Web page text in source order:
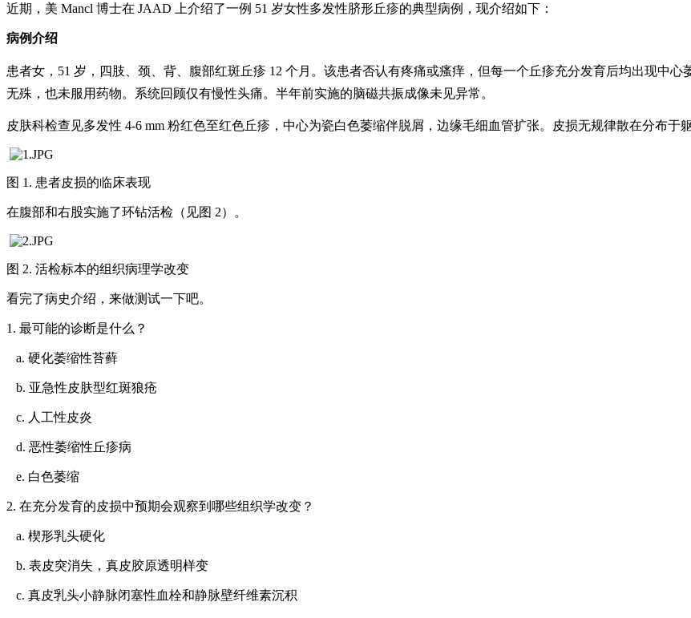
近期，美 Mancl 博士在 JAAD 上介绍了一例 51 岁女性多发性脐形丘疹的典型病例，现介绍如下：
病例介绍
患者女，51 岁，四肢、颈、背、腹部红斑丘疹 12 个月。该患者否认有疼痛或瘙痒，但每一个丘疹充分发育后均出现中心
无殊，也未服用药物。系统回顾仅有慢性头痛。半年前实施的脑磁共振成像未见异常。
皮肤科检查见多发性 4-6 mm 粉红色至红色丘疹，中心为瓷白色萎缩伴脱屑，边缘毛细血管扩张。皮损无规律散在分布于
图 1. 患者皮损的临床表现
在腹部和右股实施了环钻活检（见图 2）。
图 2. 活检标本的组织病理学改变
看完了病史介绍，来做测试一下吧。
1. 最可能的诊断是什么？
a. 硬化萎缩性苔藓
b. 亚急性皮肤型红斑狼疮
c. 人工性皮炎
d. 恶性萎缩性丘疹病
e. 白色萎缩
2. 在充分发育的皮损中预期会观察到哪些组织学改变？
a. 楔形乳头硬化
b. 表皮突消失，真皮胶原透明样变
c. 真皮乳头小静脉闭塞性血栓和静脉壁纤维素沉积